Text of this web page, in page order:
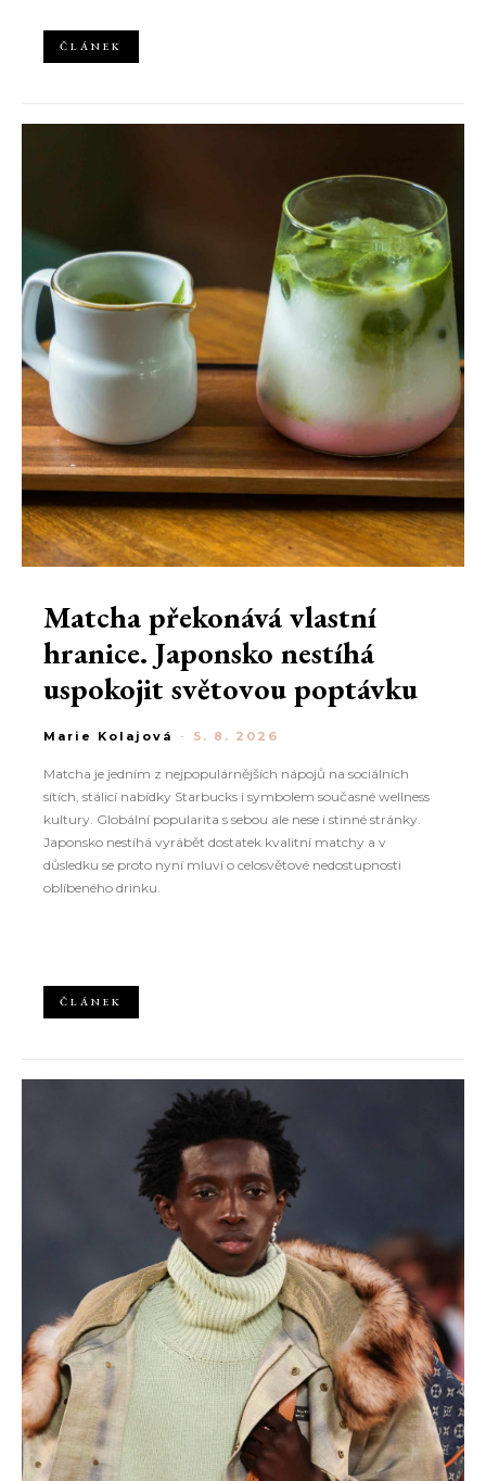
ČLÁNEK
Matcha překonává vlastní
hranice. Japonsko nestíhá
uspokojit světovou poptávku
Marie Kolajová - 5. 8. 2026
Matcha je jedním z nejpopulárnějších nápojů na sociálních
sítích, stálicí nabídky Starbucks i symbolem současné wellness
kultury. Globální popularita s sebou ale nese i stinné stránky.
Japonsko nestíhá vyrábět dostatek kvalitní matchy a v
důsledku se proto nyní mluví o celosvětové nedostupnosti
oblíbeného drinku.
ČLÁNEK